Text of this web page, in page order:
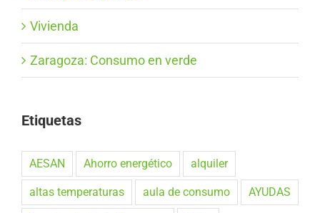
Vivienda
Zaragoza: Consumo en verde
Etiquetas
AESAN Ahorro energético alquiler
altas temperaturas aula de consumo AYUDAS